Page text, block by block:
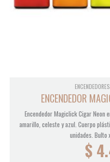
ENCENDEDOR
Encendedor Magiclick Cigar Neon
amarillo, celeste y azul. Cuerpo
unidades. Bulto
$